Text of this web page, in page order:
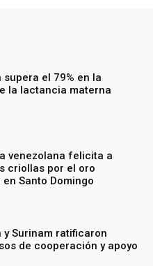
supera el 79% en la
la lactancia materna
venezolana felicita a
criollas por el oro
Santo Domingo
y Surinam ratificaron
de cooperación y apoyo